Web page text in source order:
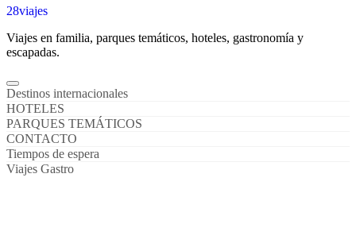
28viajes
Viajes en familia, parques temáticos, hoteles, gastronomía y
escapadas.
Destinos internacionales
HOTELES
PARQUES TEMÁTICOS
CONTACTO
Tiempos de espera
Viajes Gastro